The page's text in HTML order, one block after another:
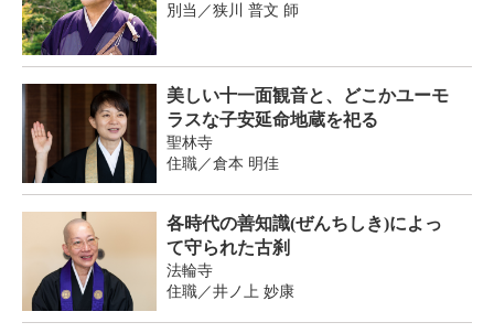
別当／狭川 普文 師
美しい十一面観音と、どこかユーモ
ラスな子安延命地蔵を祀る
聖林寺
住職／倉本 明佳
各時代の善知識(ぜんちしき)によっ
て守られた古刹
法輪寺
住職／井ノ上 妙康